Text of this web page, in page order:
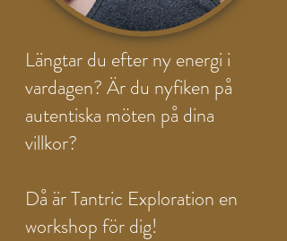
Längtar du efter ny energi i
vardagen? Är du nyfiken på
autentiska möten på dina
villkor?
Då är Tantric Exploration en
workshop för dig!